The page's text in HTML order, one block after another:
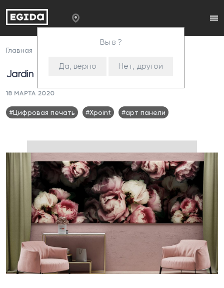
Вы в ?
Да, верно Нет, другой
Главная
Jardin
18 МАРТА 2020
#Цифровая печать #Xpoint #арт панели